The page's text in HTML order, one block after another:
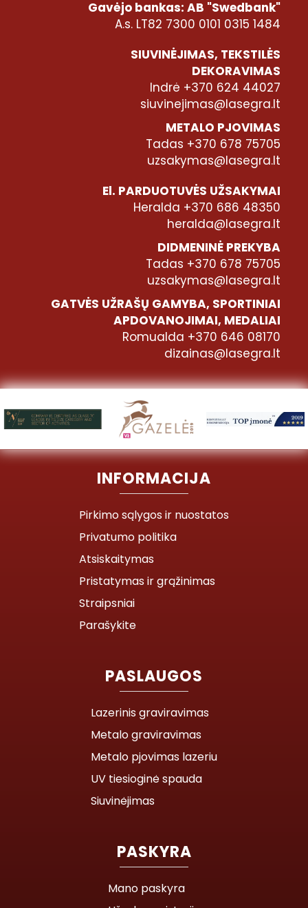
Gavėjo bankas: AB "Swedbank"
A.s. LT82 7300 0101 0315 1484
SIUVINĖJIMAS, TEKSTILĖS
DEKORAVIMAS
Indrė +370 624 44027
siuvinejimas@lasegra.lt
METALO PJOVIMAS
Tadas +370 678 75705
uzsakymas@lasegra.lt
El. PARDUOTUVĖS UŽSAKYMAI
Heralda +370 686 48350
heralda@lasegra.lt
DIDMENINĖ PREKYBA
Tadas +370 678 75705
uzsakymas@lasegra.lt
GATVĖS UŽRAŠŲ GAMYBA, SPORTINIAI
APDOVANOJIMAI, MEDALIAI
Romualda +370 646 08170
dizainas@lasegra.lt
INFORMACIJA
Pirkimo sąlygos ir nuostatos
Privatumo politika
Atsiskaitymas
Pristatymas ir grąžinimas
Straipsniai
Parašykite
PASLAUGOS
Lazerinis graviravimas
Metalo graviravimas
Metalo pjovimas lazeriu
UV tiesioginė spauda
Siuvinėjimas
PASKYRA
Mano paskyra